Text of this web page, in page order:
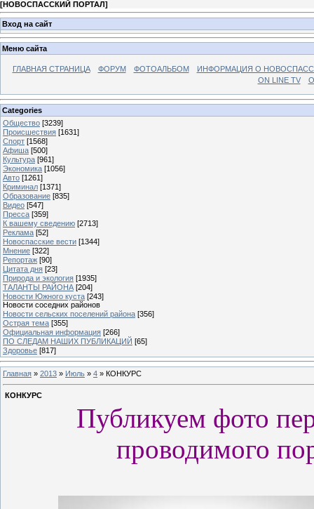
[НОВОСПАССКИЙ ПОРТАЛ]
Вход на сайт
Меню сайта
ГЛАВНАЯ СТРАНИЦА ФОРУМ ФОТОАЛЬБОМ
ИНФОРМАЦИЯ О
ON LINE TV
Categories
Общество [3239]
Происшествия [1631]
Спорт [1568]
Афиша [500]
Культура [961]
Экономика [1056]
Авто [1261]
Криминал [1371]
Образование [835]
Видео [547]
Пресса [359]
К вашему сведению [2713]
Реклама [52]
Новоспасские вести [1344]
Мнение [322]
Репортаж [90]
Цитата дня [23]
Природа и экология [1935]
ТАЛАНТЫ РАЙОНА [204]
Новости Южного куста [243]
Новости соседних районов
Новости сельских поселений района [356]
Острая тема [355]
Официальная информация [266]
ПО СЛЕДАМ НАШИХ ПУБЛИКАЦИЙ [65]
Здоровье [817]
Главная » 2013 » Июль » 4 » КОНКУРС
КОНКУРС
Публикуем фото
проводимого